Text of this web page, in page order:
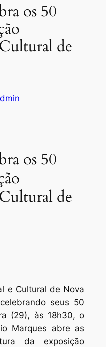
os 50
de
os 50
de
e Cultural de Nova
seus 50
(29), às 18h30, o
Marques abre as
da exposição